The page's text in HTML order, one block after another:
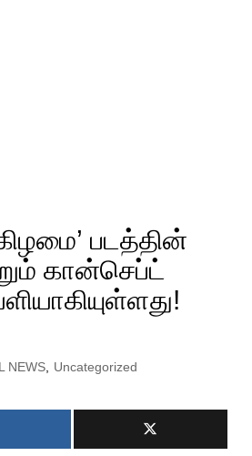
படத்தின்
கான்செப்ட்
NEWS, Uncategorized